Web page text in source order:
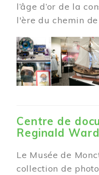
l’âge d’or de la
l'ère du chemin
Centre de
Reginald Ward
Le Musée de
collection de